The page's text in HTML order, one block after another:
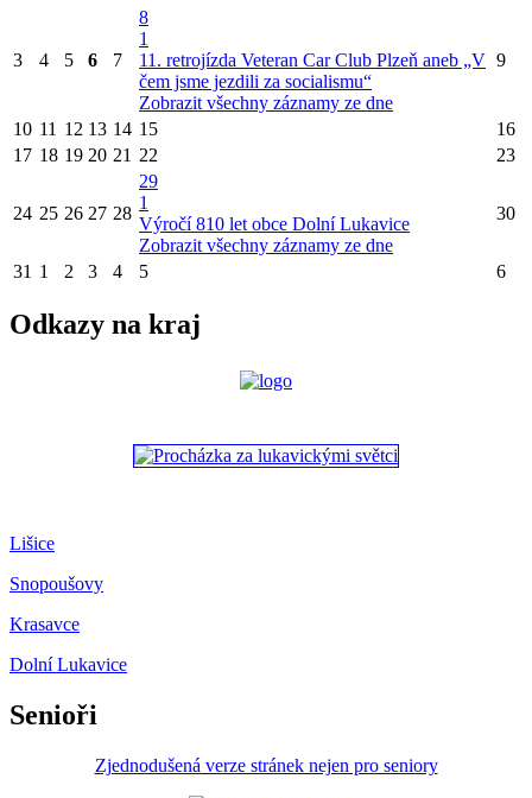
3 4 5 6 7
8
1
11. retrojízda Veteran Car Club Plzeň aneb „V
čem jsme jezdili za socialismu“
Zobrazit všechny záznamy ze dne
9
10 11 12 13 14 15
16
17 18 19 20 21 22 23
24 25 26 27 28
29
1
Výročí 810 let obce Dolní Lukavice
Zobrazit všechny záznamy ze dne
30
31 1 2 3 4 5 6
Odkazy na kraj
Lišice
Snopoušovy
Krasavce
Dolní Lukavice
Senioři
Zjednodušená verze stránek nejen pro seniory